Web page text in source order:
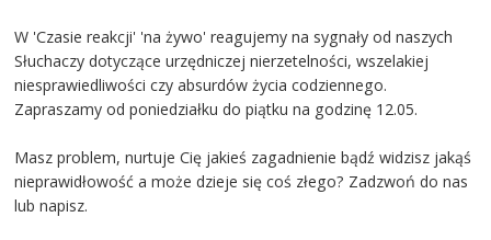
W 'Czasie reakcji' 'na żywo' reagujemy na sygnały od naszych
Słuchaczy dotyczące urzędniczej nierzetelności, wszelakiej
niesprawiedliwości czy absurdów życia codziennego.
Zapraszamy od poniedziałku do piątku na godzinę 12.05.
Masz problem, nurtuje Cię jakieś zagadnienie bądź widzisz jakąś
nieprawidłowość a może dzieje się coś złego? Zadzwoń do nas
lub napisz.